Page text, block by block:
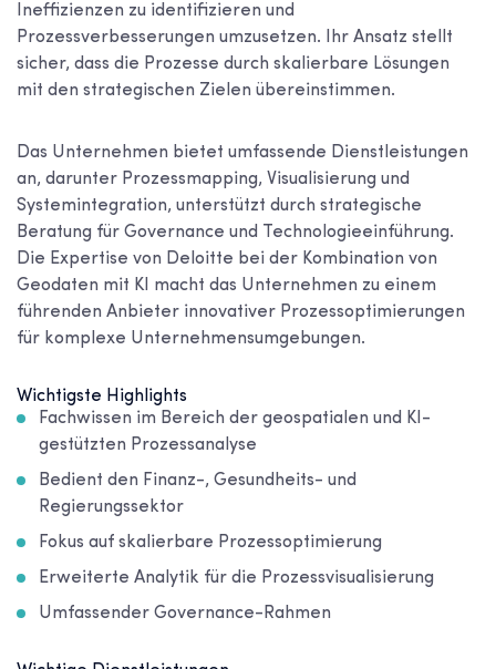
Ineffizienzen zu identifizieren und
Prozessverbesserungen umzusetzen. Ihr Ansatz stellt
sicher, dass die Prozesse durch skalierbare Lösungen
mit den strategischen Zielen übereinstimmen.
Das Unternehmen bietet umfassende Dienstleistungen
an, darunter Prozessmapping, Visualisierung und
Systemintegration, unterstützt durch strategische
Beratung für Governance und Technologieeinführung.
Die Expertise von Deloitte bei der Kombination von
Geodaten mit KI macht das Unternehmen zu einem
führenden Anbieter innovativer Prozessoptimierungen
für komplexe Unternehmensumgebungen.
Wichtigste Highlights
Fachwissen im Bereich der geospatialen und KI-
gestützten Prozessanalyse
Bedient den Finanz-, Gesundheits- und
Regierungssektor
Fokus auf skalierbare Prozessoptimierung
Erweiterte Analytik für die Prozessvisualisierung
Umfassender Governance-Rahmen